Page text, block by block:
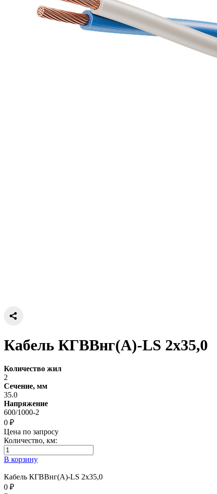
Кабель КГВВнг(А)-LS 2х35,0
Количество жил
2
Сечение, мм
35.0
Напряжение
600/1000-2
0 ₽
Цена по запросу
Количество, км:
В корзину
Кабель КГВВнг(А)-LS 2х35,0
0 ₽